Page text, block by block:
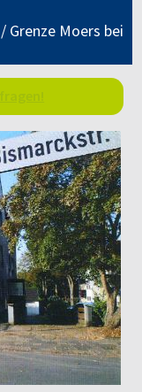
Grenze Moers bei